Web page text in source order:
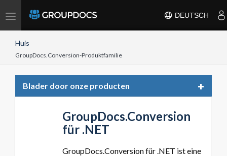
Toggle
DEUTSCH
Huis
GroupDocs.Conversion-Produktfamilie
Blader door onze producten
Toggle
GroupDocs.Conversion
für .NET
GroupDocs.Conversion für .NET ist eine